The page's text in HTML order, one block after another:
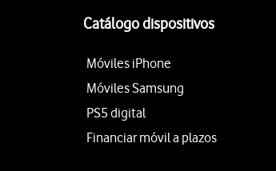
Catálogo dispositivos
Móviles iPhone
Móviles Samsung
PS5 digital
Financiar móvil a plazos